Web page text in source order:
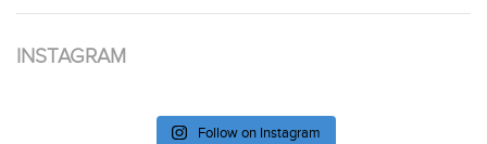
INSTAGRAM
Follow on Instagram